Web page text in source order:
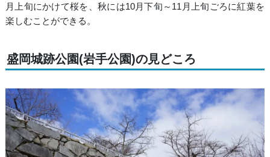
月上旬にかけて桜を、秋には10月下旬～11月上旬ごろに紅葉を
楽しむことができる。
盛岡城跡公園(岩手公園)の見どころ